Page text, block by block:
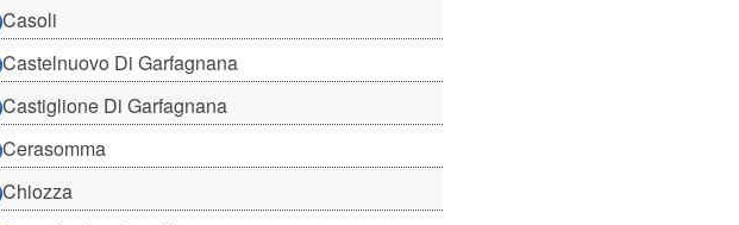
Casoli
Castelnuovo Di Garfagnana
Castiglione Di Garfagnana
Cerasomma
Chiozza